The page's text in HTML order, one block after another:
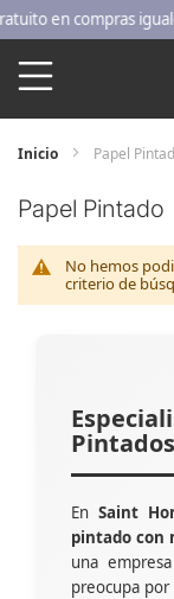
en compras iguales o
Inicio Papel
Papel Pintado
No hemos
criterio de
Pintados
En Saint
pintado con
una
preocupa